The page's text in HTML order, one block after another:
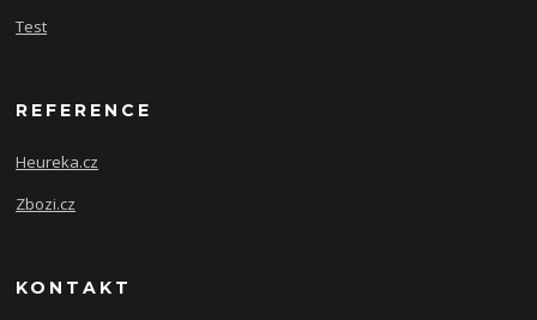
Test
REFERENCE
Heureka.cz
Zbozi.cz
KONTAKT